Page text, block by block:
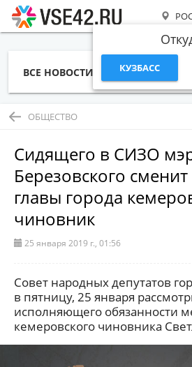
КУЗБАСС
ВСЕ НОВОСТИ СТАТЬИ ТЕМЫ
ОБЩЕСТВО
Сидящего в СИЗО
Березовского
главы города
чиновник
25 января 2019 г., 01:56
Совет народных депутатов
в пятницу, 25 января
исполняющего обязанности
кемеровского чиновника